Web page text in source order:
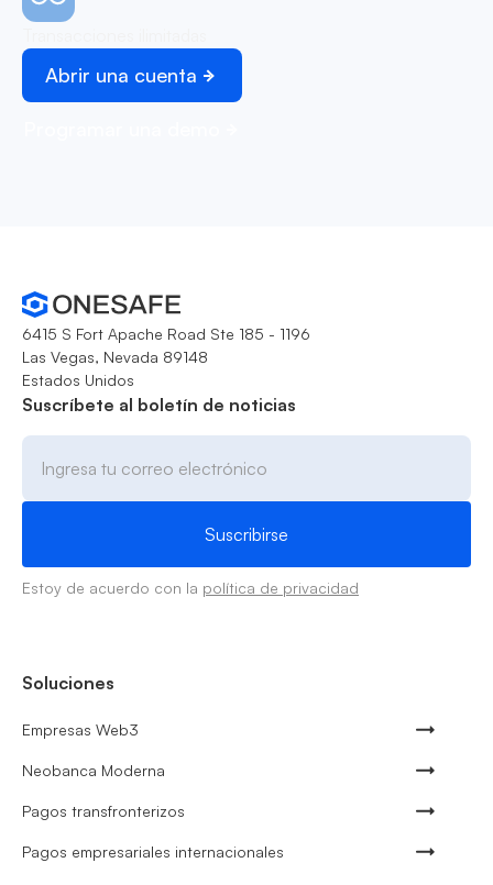
Abrir una cuenta
6415 S Fort Apache Road Ste 185 - 1196
Las Vegas, Nevada 89148
Estados Unidos
Suscríbete al boletín de noticias
Estoy de acuerdo con la política de privacidad
Soluciones
Empresas Web3
Neobanca Moderna
Pagos transfronterizos
Pagos empresariales internacionales